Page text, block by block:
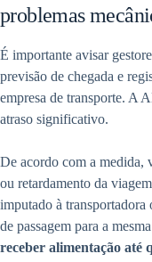
problemas
É importante avisar
previsão de chegada e
empresa de transporte. A
atraso significativo.
De acordo com a medida,
ou retardamento da
imputado à transportadora
de passagem para a
receber alimentação até